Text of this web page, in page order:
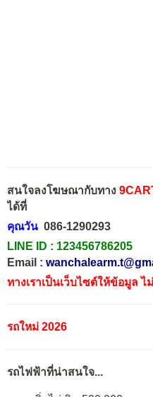
สนใจลงโฆษณากับทาง
ได้ที่
คุณวัน 086-1290293
LINE ID : 123456786205
Email :
ทางเราเป็นเว็บไซต์ให้ข้อมูล ไ
รถใหม่ 2026
รถไฟฟ้าที่น่าสนใจ...